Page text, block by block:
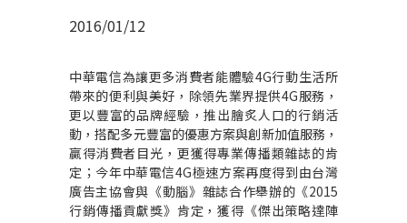
2016/01/12
中華電信為讓更多消費者能體驗4G行動生活所
帶來的便利與美好，除領先業界提供4G服務，
更以豐富的品牌經驗，推出膾炙人口的行銷活
動，搭配多元豐富的優惠方案與創新加值服務，
贏得消費者目光，更獲得專業傳播類雜誌的肯
定；今年中華電信4G極速方案再度得到由台灣
廣告主協會與《動腦》雜誌合作舉辦的《2015
行銷傳播貢獻獎》肯定，獲得《傑出策略達陣